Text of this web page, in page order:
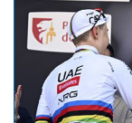
NEWSLETTER